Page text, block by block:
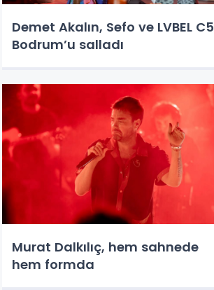
Demet Akalın, Sefo ve LVBEL C5
Bodrum’u salladı
Murat Dalkılıç, hem sahnede
hem formda